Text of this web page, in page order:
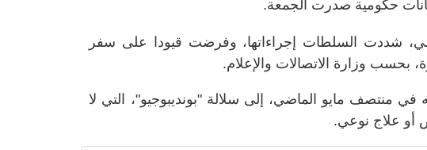
شددت السلطات إجراءاتها، وفرضت قيودا على سفر
بحسب وزارة الاتصالات والإعلام.
منتصف مايو الماضي، إلى سلالة "بونديبوجيو"، التي لا
أو علاج نوعي.